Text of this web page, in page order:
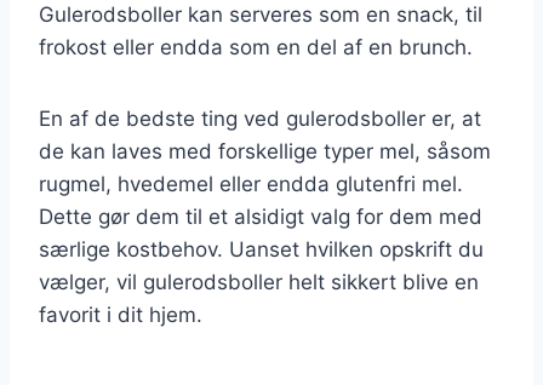
Gulerodsboller kan serveres som en snack, til
frokost eller endda som en del af en brunch.
En af de bedste ting ved gulerodsboller er, at
de kan laves med forskellige typer mel, såsom
rugmel, hvedemel eller endda glutenfri mel.
Dette gør dem til et alsidigt valg for dem med
særlige kostbehov. Uanset hvilken opskrift du
vælger, vil gulerodsboller helt sikkert blive en
favorit i dit hjem.